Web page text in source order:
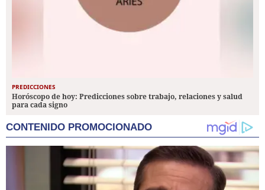
PREDICCIONES
Horóscopo de hoy: Predicciones sobre trabajo, relaciones y salud
para cada signo
CONTENIDO PROMOCIONADO